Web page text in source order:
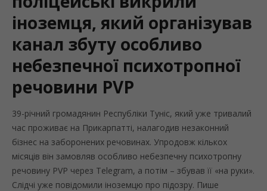
іноземця, який організував
канал збуту особливо
небезпечної психотропної
речовини PVP
39-річний громадянин Республіки Туніс, який уже тривалий
час проживає на Прикарпатті, налагодив незаконний
бізнес на заборонених речовинах. Упродовж кількох
місяців він замовляв особливо небезпечну психотропну
речовину PVP через Telegram, а потім – збував її «на руки».
Слідчі уже повідомили іноземцю про підозру. Пише